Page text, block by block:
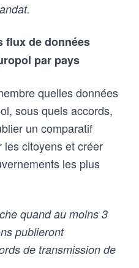
flux de données
par pays
quelles données
sous quels accords,
un comparatif
citoyens et créer
les plus
quand au moins 3
publieront
de transmission de